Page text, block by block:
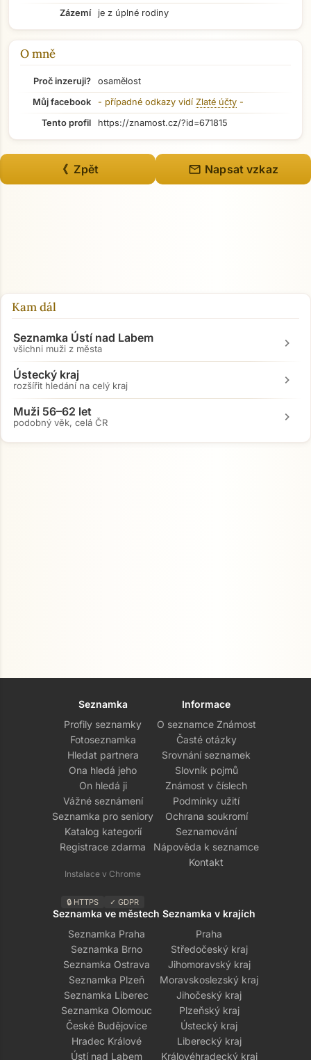
Přejít na hlavní obsah
Zázemí
je z úplné rodiny
O mně
Proč inzeruji?
osamělost
Můj facebook
- případné odkazy vidí Zlaté účty -
Tento profil
https://znamost.cz/?id=671815
《 Zpět mail Napsat vzkaz
Kam dál
Seznamka Ústí nad Labem
všichni muži z města chevron_right
Ústecký kraj
rozšířit hledání na celý kraj chevron_right
Muži 56–62 let
podobný věk, celá ČR chevron_right
Seznamka
Profily seznamky
Fotoseznamka
Hledat partnera
Ona hledá jeho
On hledá ji
Vážné seznámení
Seznamka pro seniory
Katalog kategorií
Registrace zdarma
Instalace v Chrome
🔒 HTTPS ✓ GDPR
Informace
O seznamce Známost
Časté otázky
Srovnání seznamek
Slovník pojmů
Známost v číslech
Podmínky užití
Ochrana soukromí
Seznamování
Nápověda k seznamce
Kontakt
Seznamka ve městech
Seznamka Praha
Seznamka Brno
Seznamka Ostrava
Seznamka Plzeň
Seznamka Liberec
Seznamka Olomouc
České Budějovice
Hradec Králové
Ústí nad Labem
Seznamka v krajích
Praha
Středočeský kraj
Jihomoravský kraj
Moravskoslezský kraj
Jihočeský kraj
Plzeňský kraj
Ústecký kraj
Liberecký kraj
Královéhradecký kraj